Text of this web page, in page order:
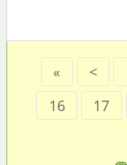
« <
16
17